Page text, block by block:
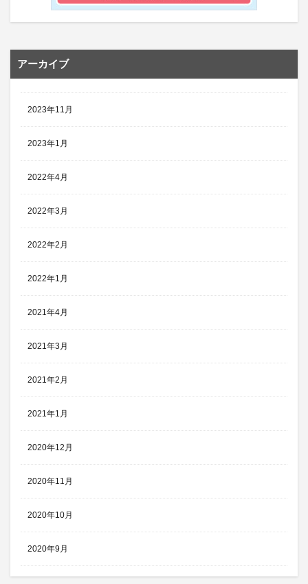
アーカイブ
2023年11月
2023年1月
2022年4月
2022年3月
2022年2月
2022年1月
2021年4月
2021年3月
2021年2月
2021年1月
2020年12月
2020年11月
2020年10月
2020年9月